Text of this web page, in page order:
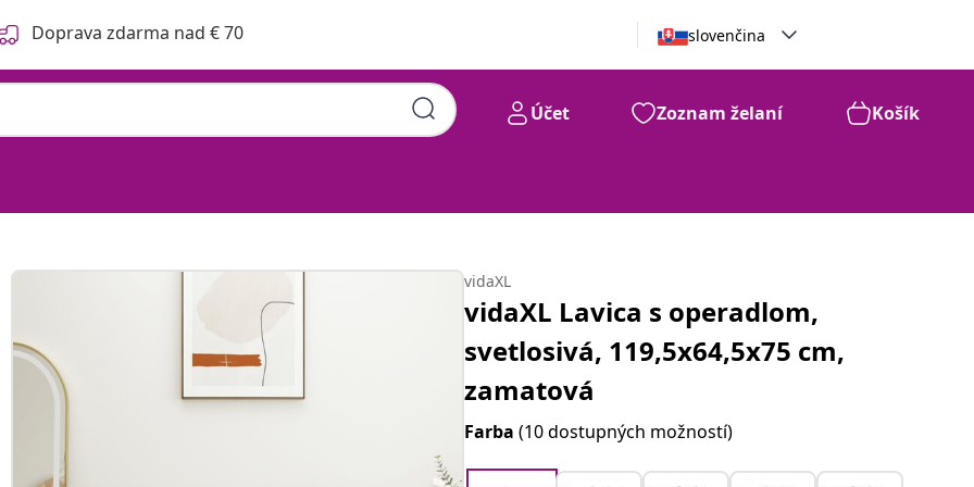
Doprava zdarma nad € 70 slovenčina
Účet Zoznam želaní Košík
vidaXL
vidaXL Lavica s operadlom,
svetlosivá, 119,5x64,5x75 cm,
zamatová
Farba(10 dostupných možností)